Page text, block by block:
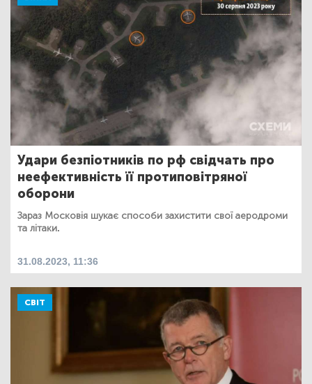
Удари безпіотників по рф свідчать про
неефективність її протиповітряної
оборони
Зараз Московія шукає способи захистити свої аеродроми
та літаки.
31.08.2023, 11:36
СВІТ